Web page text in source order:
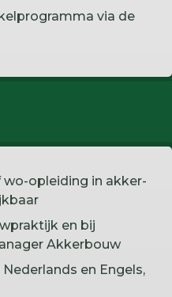
via de
opleiding in akker-
en bij
Akkerbouw
en Engels,